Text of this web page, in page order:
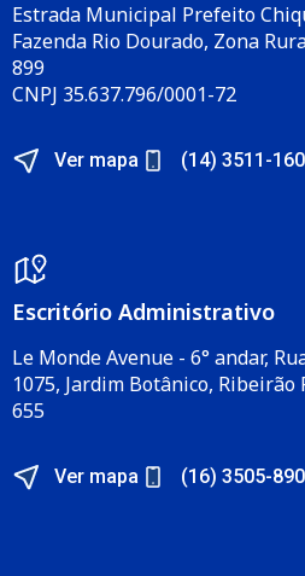
Estrada Municipal Prefeito
Fazenda Rio Dourado, Zona
899
CNPJ 35.637.796/0001-72
Ver mapa (14) 3511-
Escritório Administrativo​
Le Monde Avenue - 6° andar,
1075, Jardim Botânico, Ribeirão
655​
Ver mapa (16) 3505-